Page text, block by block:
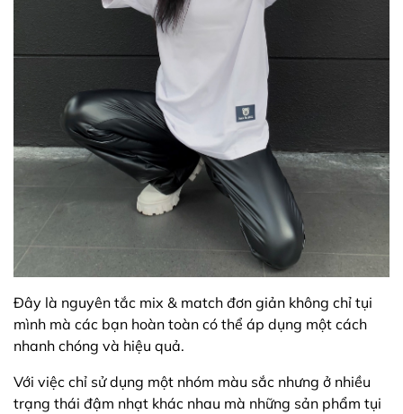
Đây là nguyên tắc mix & match đơn giản không chỉ tụi
mình mà các bạn hoàn toàn có thể áp dụng một cách
nhanh chóng và hiệu quả.
Với việc chỉ sử dụng một nhóm màu sắc nhưng ở nhiều
trạng thái đậm nhạt khác nhau mà những sản phẩm tụi